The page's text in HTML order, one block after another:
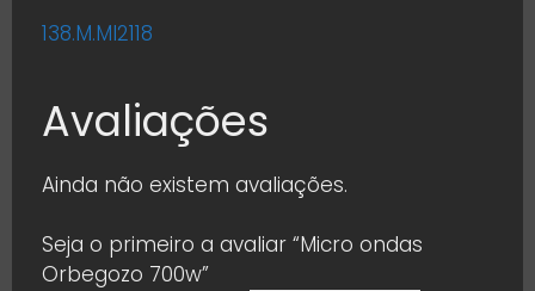
138.M.MI2118
Avaliações
Ainda não existem avaliações.
Seja o primeiro a avaliar “Micro ondas
Orbegozo 700w”